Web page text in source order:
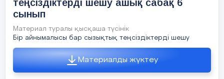
теңсіздіктерді шешу ашық сабақ 6
сынып
Материал туралы қысқаша түсінік
Бір айнымалысы бар сызықтық теңсіздіктерді шешу
Материалды жүктеу